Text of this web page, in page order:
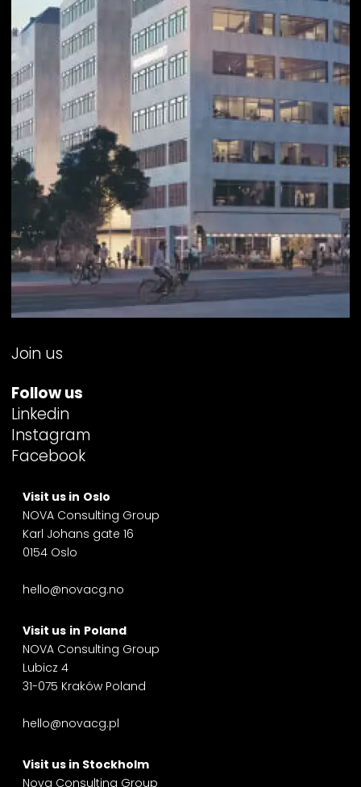
Join us
Follow us
Linkedin
Instagram
Facebook
Visit us in Oslo
NOVA Consulting Group
Karl Johans gate 16
0154 Oslo
hello@novacg.no
Visit us in Poland
NOVA Consulting Group
Lubicz 4
31-075 Kraków Poland
hello@novacg.pl
Visit us in Stockholm
Nova Consulting Group